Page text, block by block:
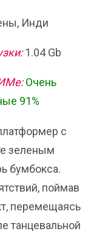
Инди
1.04 Gb
Очень
91%
с
зеленым
бумбокса.
поймав
перемещаясь
танцевальной